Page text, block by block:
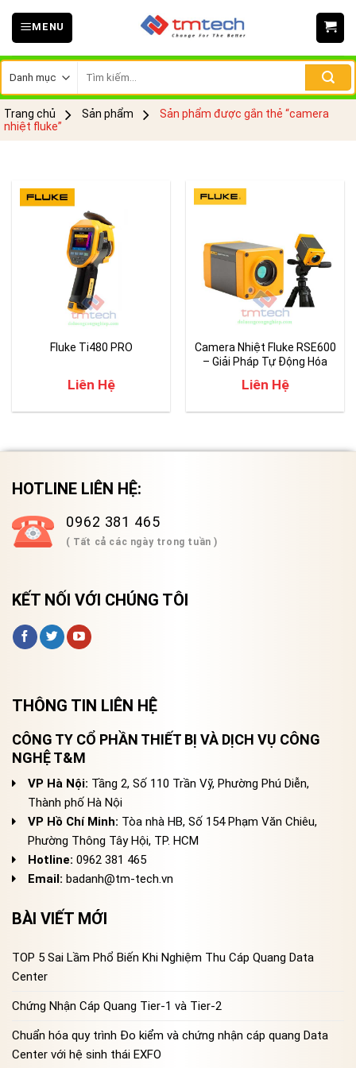
Skip
MENU
kiếm:
Trang chủ Sản phẩm
Sản phẩm được gắn thẻ “camera
nhiệt fluke”
Fluke Ti480 PRO
Liên Hệ
Camera Nhiệt Fluke RSE600
– Giải Pháp Tự Động Hóa
Nhiệt
Liên Hệ
HOTLINE LIÊN HỆ:
0962 381 465
( Tất cả các ngày trong tuần )
KẾT NỐI VỚI CHÚNG TÔI
THÔNG TIN LIÊN HỆ
CÔNG TY CỔ PHẦN THIẾT BỊ VÀ DỊCH VỤ CÔNG
NGHỆ T&M
VP Hà Nội: Tầng 2, Số 110 Trần Vỹ, Phường Phú Diễn,
Thành phố Hà Nội
VP Hồ Chí Minh: Tòa nhà HB, Số 154 Phạm Văn Chiêu,
Phường Thông Tây Hội, TP. HCM
Hotline: 0962 381 465
Email: badanh@tm-tech.vn
BÀI VIẾT MỚI
TOP 5 Sai Lầm Phổ Biến Khi Nghiệm Thu Cáp Quang Data
Center
Chứng Nhận Cáp Quang Tier-1 và Tier-2
Chuẩn hóa quy trình Đo kiểm và chứng nhận cáp quang Data
Center với hệ sinh thái EXFO